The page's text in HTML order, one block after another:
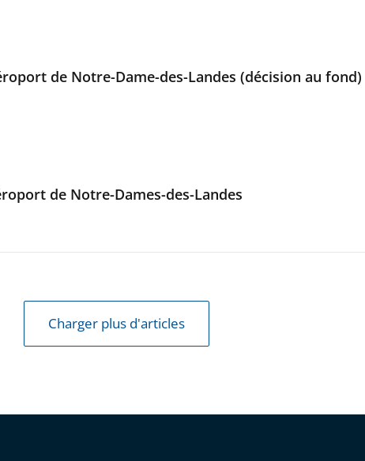
de Notre-Dame-des-Landes (décision au fond)
de Notre-Dames-des-Landes
Charger plus d'articles